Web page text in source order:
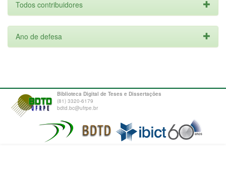
Todos contribuidores
Ano de defesa
Biblioteca Digital de Teses e Dissertações
(81) 3320-6179
bdtd.bc@ufrpe.br